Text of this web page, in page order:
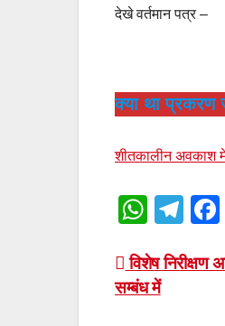
देखे वर्तमान पत्र –
क्या था प्रकरण
शीतकालीन अवकाश में
W
at
s
T
e
Post
विशेष निरीक्षण
सम्बंध में